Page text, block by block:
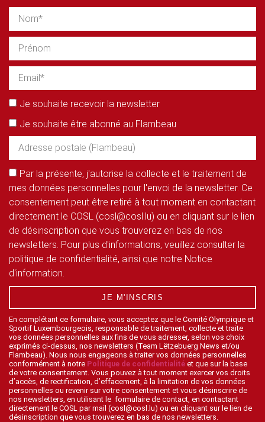
Je souhaite recevoir la newsletter
Je souhaite être abonné au Flambeau
Par la présente, j'autorise la collecte et le traitement de
mes données personnelles pour l'envoi de la newsletter. Ce
consentement peut être retiré à tout moment en contactant
directement le COSL (cosl@cosl.lu) ou en cliquant sur le lien
de désinscription que vous trouverez en bas de nos
newsletters. Pour plus d'informations, veuillez consulter la
politique de confidentialité, ainsi que notre Notice
d'information.
JE M'INSCRIS
En complétant ce formulaire, vous acceptez que le Comité Olympique et
Sportif Luxembourgeois, responsable de traitement, collecte et traite
vos données personnelles aux fins de vous adresser, selon vos choix
exprimés ci-dessus, nos newsletters (Team Lëtzebuerg News et/ou
Flambeau). Nous nous engageons à traiter vos données personnelles
conformément à notre Politique de confidentialité et que sur la base
de votre consentement. Vous pouvez à tout moment exercer vos droits
d’accès, de rectification, d’effacement, à la limitation de vos données
personnelles ou revenir sur votre consentement et vous désinscrire de
nos newsletters, en utilisant le formulaire de contact, en contactant
directement le COSL par mail (cosl@cosl.lu) ou en cliquant sur le lien de
désinscription que vous trouverez en bas de nos newsletters.